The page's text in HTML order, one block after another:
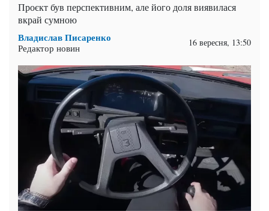
Проєкт був перспективним, але його доля виявилася
вкрай сумною
Владислав Писаренко
Редактор новин 16 вересня, 13:50